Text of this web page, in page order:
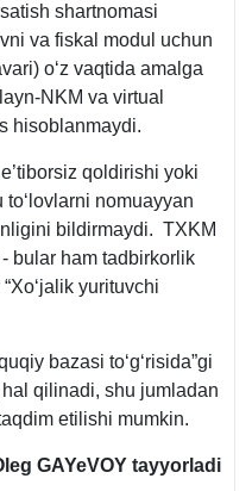
shartnomasi
va fiskal modul uchun
oʻz vaqtida amalga
NKM va virtual
hisoblanmaydi.
qoldirishi yoki
toʻlovlarni nomuayyan
bildirmaydi. TXKM
bular ham tadbirkorlik
yurituvchi
bazasi toʻgʻrisida”gi
qilinadi, shu jumladan
etilishi mumkin.
GAYeVOY tayyorladi